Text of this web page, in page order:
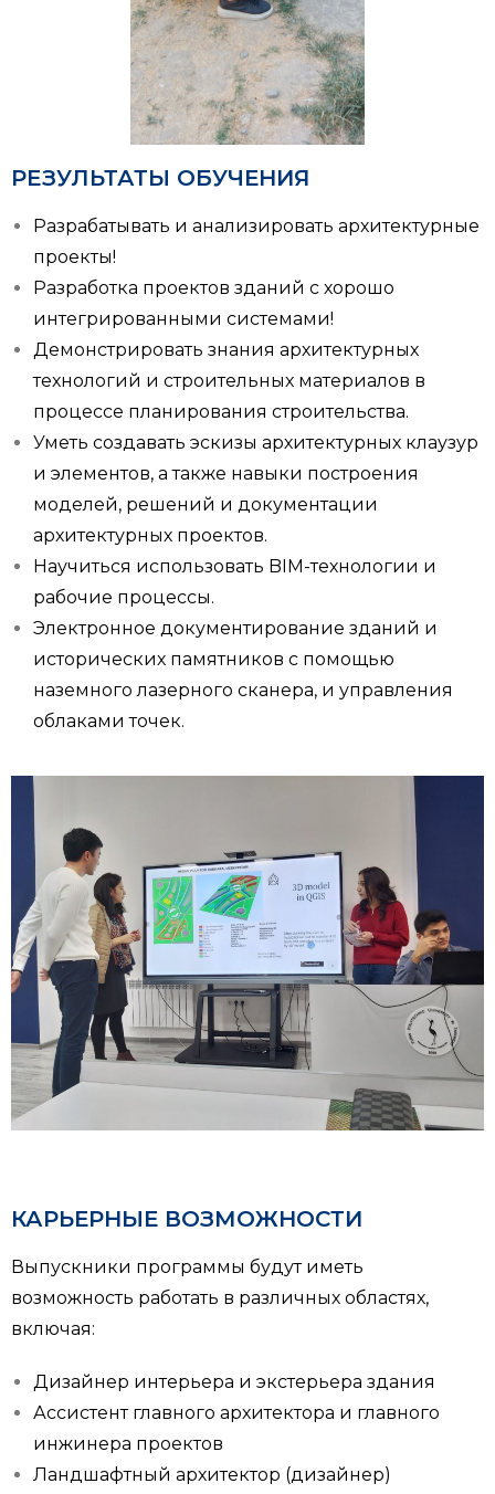
РЕЗУЛЬТАТЫ ОБУЧЕНИЯ
Разрабатывать и анализировать архитектурные
проекты!
Разработка проектов зданий с хорошо
интегрированными системами!
Демонстрировать знания архитектурных
технологий и строительных материалов в
процессе планирования строительства.
Уметь создавать эскизы архитектурных клаузур
и элементов, а также навыки построения
моделей, решений и документации
архитектурных проектов.
Научиться использовать BIM-технологии и
рабочие процессы.
Электронное документирование зданий и
исторических памятников с помощью
наземного лазерного сканера, и управления
облаками точек.
КАРЬЕРНЫЕ ВОЗМОЖНОСТИ
Выпускники программы будут иметь
возможность работать в различных областях,
включая:
Дизайнер интерьера и экстерьера здания
Ассистент главного архитектора и главного
инжинера проектов
Ландшафтный архитектор (дизайнер)